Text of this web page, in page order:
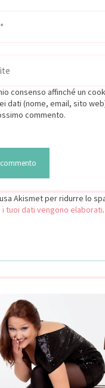
consenso affinché un
dati (nome, email, sito
commento.
Akismet per ridurre lo
tuoi dati vengono elaborati.